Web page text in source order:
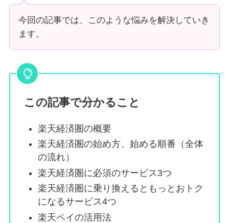
今回の記事では、このような悩みを解決していき
ます。
この記事で分かること
楽天経済圏の概要
楽天経済圏の始め方、始める順番（全体
の流れ）
楽天経済圏に必須のサービス3つ
楽天経済圏に乗り換えるともっとおトク
になるサービス4つ
楽天ペイの活用法